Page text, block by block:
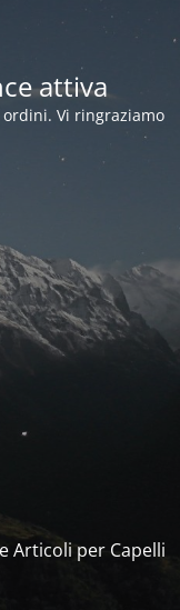
attiva
Vi ringraziamo
Articoli per Capelli